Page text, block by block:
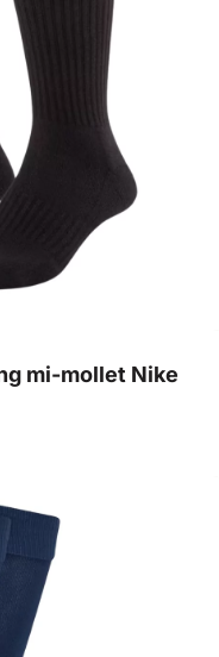
mi-mollet Nike